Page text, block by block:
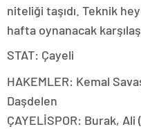
niteliği taşıdı. Teknik
hafta oynanacak
STAT: Çayeli
HAKEMLER: Kemal
Daşdelen
ÇAYELİSPOR: Burak,